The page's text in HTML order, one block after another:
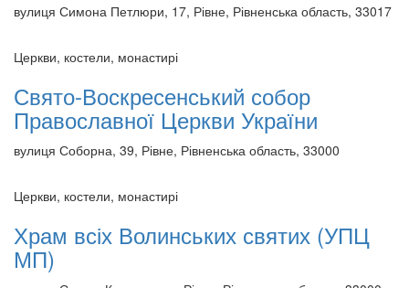
вулиця Симона Петлюри, 17, Рівне, Рівненська область, 33017
Церкви, костели, монастирі
Свято-Воскресенський собор
Православної Церкви України
вулиця Соборна, 39, Рівне, Рівненська область, 33000
Церкви, костели, монастирі
Храм всіх Волинських святих (УПЦ
МП)